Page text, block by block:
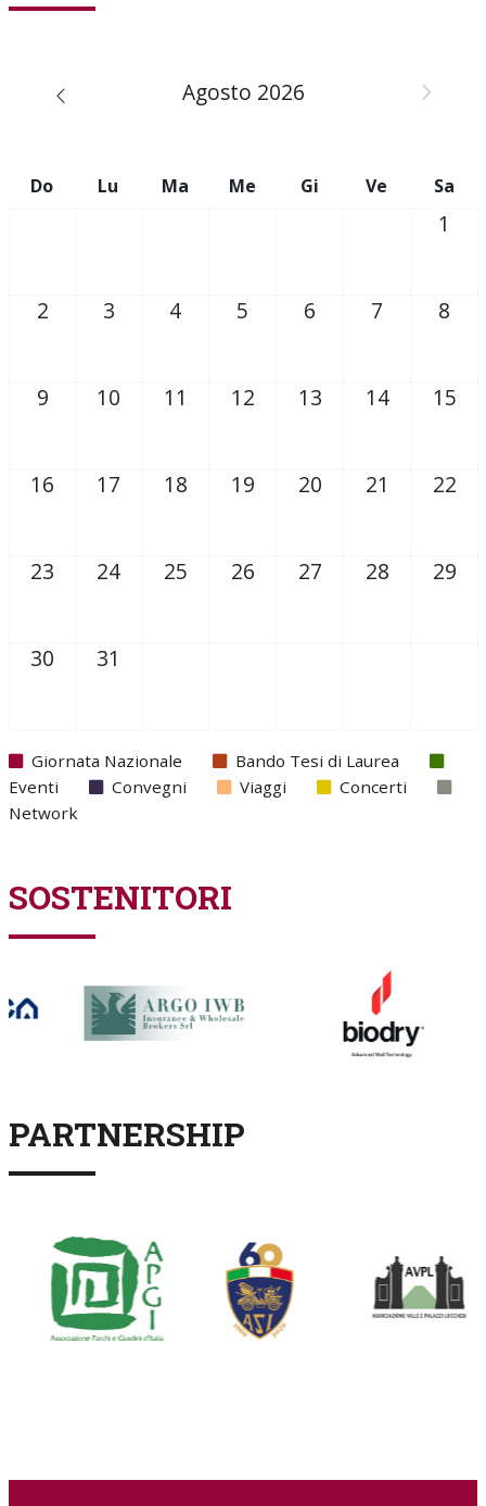
Agosto 2026
Do Lu Ma Me Gi Ve Sa
1
2 3 4 5 6 7 8
9 10 11 12 13 14 15
16 17 18 19 20 21 22
23 24 25 26 27 28 29
30 31
Giornata Nazionale
Bando Tesi di Laurea
Eventi
Convegni Viaggi
Concerti
Network
SOSTENITORI
PARTNERSHIP